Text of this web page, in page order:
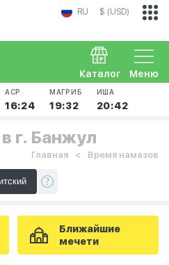
RU $ (USD)
Меню
Каталог
АСР
16:24
МАГРИБ
19:32
ИША
20:42
г. Банжул
Главная Время намазов
Ближайшие
мечети